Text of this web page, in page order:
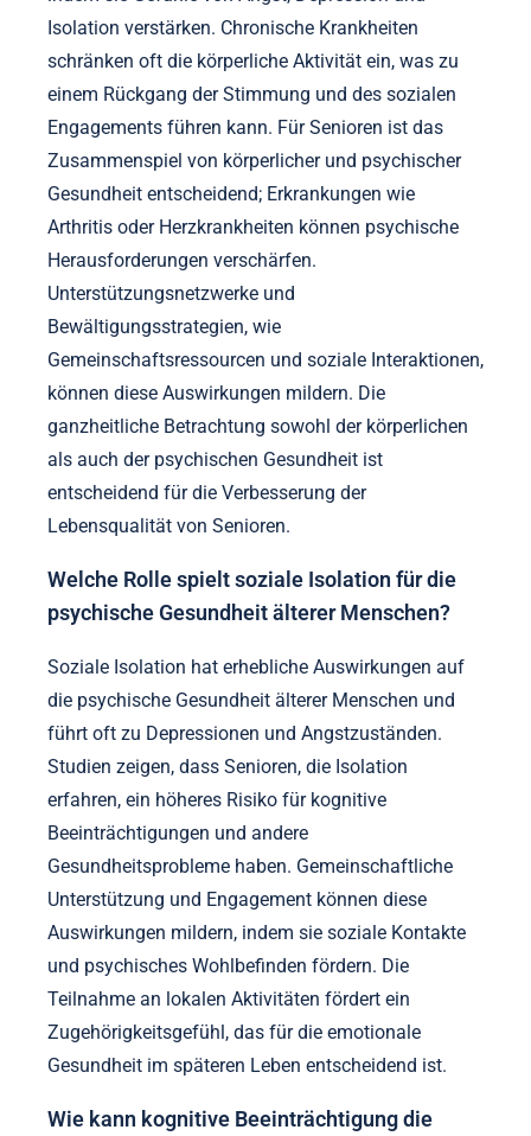
Isolation verstärken. Chronische Krankheiten
schränken oft die körperliche Aktivität ein, was zu
einem Rückgang der Stimmung und des sozialen
Engagements führen kann. Für Senioren ist das
Zusammenspiel von körperlicher und psychischer
Gesundheit entscheidend; Erkrankungen wie
Arthritis oder Herzkrankheiten können psychische
Herausforderungen verschärfen.
Unterstützungsnetzwerke und
Bewältigungsstrategien, wie
Gemeinschaftsressourcen und soziale Interaktionen,
können diese Auswirkungen mildern. Die
ganzheitliche Betrachtung sowohl der körperlichen
als auch der psychischen Gesundheit ist
entscheidend für die Verbesserung der
Lebensqualität von Senioren.
Welche Rolle spielt soziale Isolation für die
psychische Gesundheit älterer Menschen?
Soziale Isolation hat erhebliche Auswirkungen auf
die psychische Gesundheit älterer Menschen und
führt oft zu Depressionen und Angstzuständen.
Studien zeigen, dass Senioren, die Isolation
erfahren, ein höheres Risiko für kognitive
Beeinträchtigungen und andere
Gesundheitsprobleme haben. Gemeinschaftliche
Unterstützung und Engagement können diese
Auswirkungen mildern, indem sie soziale Kontakte
und psychisches Wohlbefinden fördern. Die
Teilnahme an lokalen Aktivitäten fördert ein
Zugehörigkeitsgefühl, das für die emotionale
Gesundheit im späteren Leben entscheidend ist.
Wie kann kognitive Beeinträchtigung die